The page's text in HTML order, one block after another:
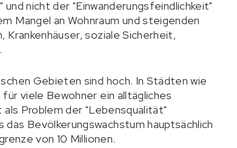
nicht der "Einwanderungsfeindlichkeit"
Mangel an Wohnraum und steigenden
soziale Sicherheit,
Gebieten sind hoch. In Städten wie
viele Bewohner ein alltägliches
Problem der "Lebensqualität"
Bevölkerungswachstum hauptsächlich
von 10 Millionen.